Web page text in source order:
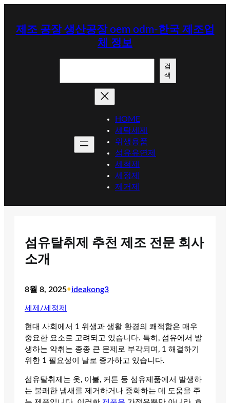
제조 공장 생산공장 oem odm-한국 제조업
체 정보
검
색
HOME
세탁세제
위생용품
섬유유연제
세척제
세정제
제거제
섬유탈취제 추천 제조 전문 회사
소개
8월 8, 2025•ideakong3
세제/세정제
현대 사회에서 1 위생과 생활 환경의 쾌적함은 매우
중요한 요소로 고려되고 있습니다. 특히, 섬유에서 발
생하는 악취는 종종 큰 문제로 부각되며, 1 해결하기
위한 1 필요성이 날로 증가하고 있습니다.
섬유탈취제는 옷, 이불, 커튼 등 섬유제품에서 발생하
는 불쾌한 냄새를 제거하거나 중화하는 데 도움을 주